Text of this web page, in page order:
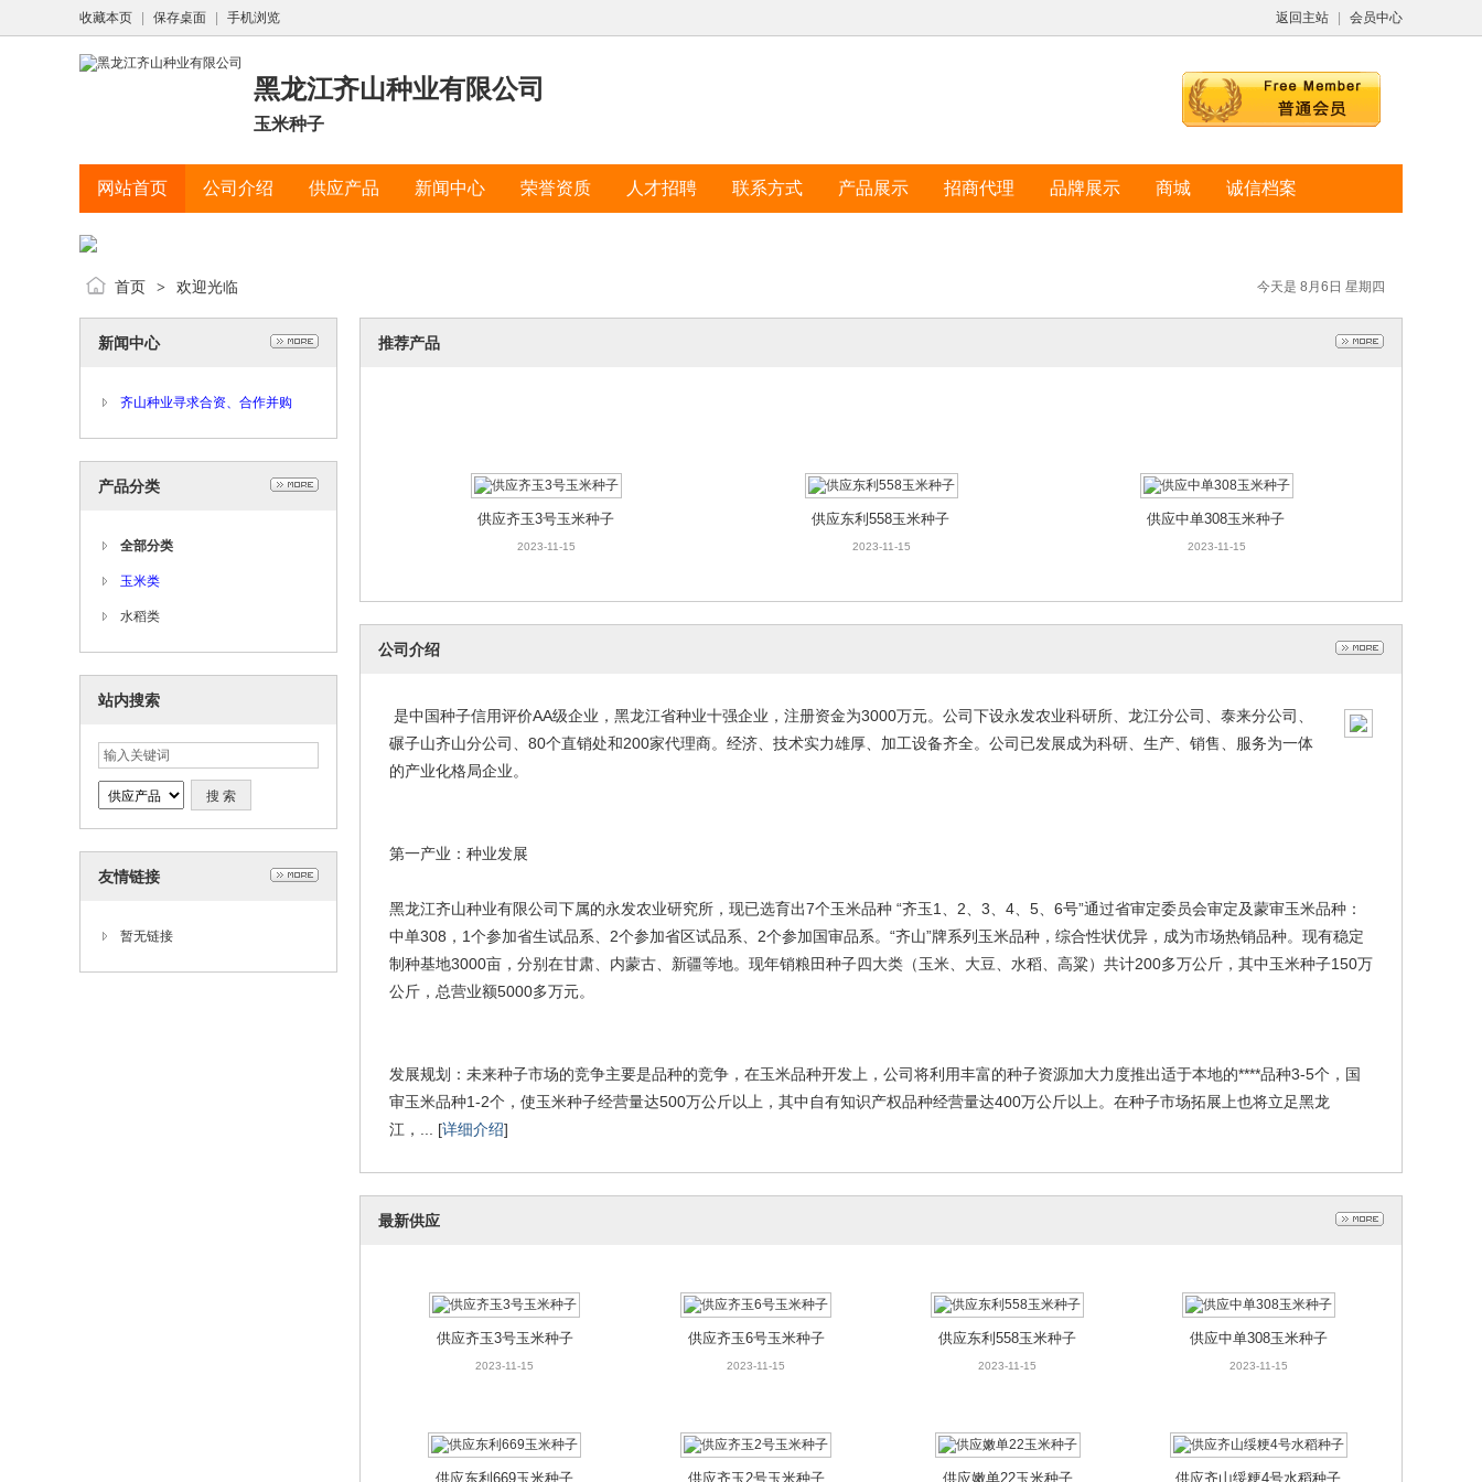
返回主站 会员中心
收藏本页 保存桌面 手机浏览
黑龙江齐山种业有限公司
玉米种子
网站首页 公司介绍 供应产品 新闻中心 荣誉资质 人才招聘 联系方式 产品展示 招商代理 品牌展示 商城 诚信档案
今天是 8月6日 星期四
首页 > 欢迎光临
新闻中心
齐山种业寻求合资、合作并购
产品分类
全部分类
玉米类
水稻类
站内搜索
友情链接
暂无链接
推荐产品
供应齐玉3号玉米种子
2023-11-15
供应东利558玉米种子
2023-11-15
供应中单308玉米种子
2023-11-15
公司介绍
是中国种子信用评价AA级企业，黑龙江省种业十强企业，注册资金为3000万元。公司下设永发农业科研所、龙江分公司、泰来分公司、
碾子山齐山分公司、80个直销处和200家代理商。经济、技术实力雄厚、加工设备齐全。公司已发展成为科研、生产、销售、服务为一体
的产业化格局企业。
第一产业：种业发展
黑龙江齐山种业有限公司下属的永发农业研究所，现已选育出7个玉米品种 “齐玉1、2、3、4、5、6号”通过省审定委员会审定及蒙审玉米品种：
中单308，1个参加省生试品系、2个参加省区试品系、2个参加国审品系。“齐山”牌系列玉米品种，综合性状优异，成为市场热销品种。现有稳定
制种基地3000亩，分别在甘肃、内蒙古、新疆等地。现年销粮田种子四大类（玉米、大豆、水稻、高粱）共计200多万公斤，其中玉米种子150万
公斤，总营业额5000多万元。
发展规划：未来种子市场的竞争主要是品种的竞争，在玉米品种开发上，公司将利用丰富的种子资源加大力度推出适于本地的****品种3-5个，国
审玉米品种1-2个，使玉米种子经营量达500万公斤以上，其中自有知识产权品种经营量达400万公斤以上。在种子市场拓展上也将立足黑龙
江，... [详细介绍]
最新供应
供应齐玉3号玉米种子
2023-11-15
供应齐玉6号玉米种子
2023-11-15
供应东利558玉米种子
2023-11-15
供应中单308玉米种子
2023-11-15
供应东利669玉米种子 供应齐玉2号玉米种子 供应嫩单22玉米种子 供应齐山绥粳4号水稻种子